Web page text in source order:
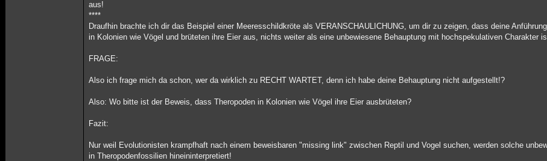
aus!
****
Draufhin brachte ich dir das Beispiel einer Meeresschildkröte als VERANSCHAULICHUNG, um dir zu zeigen, dass deine
in Kolonien wie Vögel und brüteten ihre Eier aus, nichts weiter als eine unbewiesene Behauptung mit hochspekulativen Charakter
FRAGE:
Also ich frage mich da schon, wer da wirklich zu RECHT WARTET, denn ich habe deine Behauptung nicht aufgestellt!?
Also: Wo bitte ist der Beweis, dass Theropoden in Kolonien wie Vögel ihre Eier ausbrüteten?
Fazit:
Nur weil Evolutionisten krampfhaft nach einem beweisbaren "missing link" zwischen Reptil und Vogel suchen, werden solche
in Theropodenfossilien hineininterpretiert!